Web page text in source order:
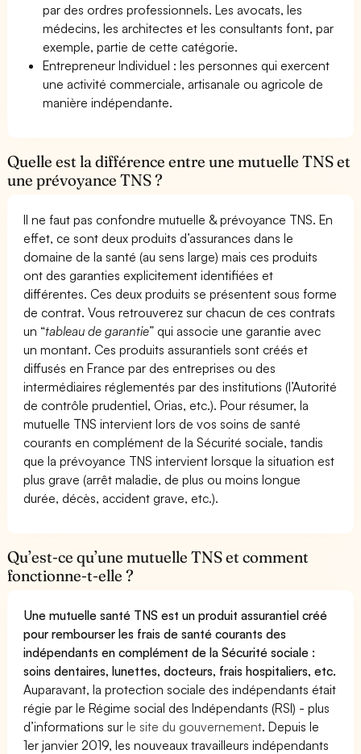
par des ordres professionnels. Les avocats, les
médecins, les architectes et les consultants font, par
exemple, partie de cette catégorie.
Entrepreneur Individuel : les personnes qui exercent
une activité commerciale, artisanale ou agricole de
manière indépendante.
Quelle est la différence entre une mutuelle TNS et
une prévoyance TNS ?
Il ne faut pas confondre mutuelle & prévoyance TNS. En
effet, ce sont deux produits d’assurances dans le
domaine de la santé (au sens large) mais ces produits
ont des garanties explicitement identifiées et
différentes. Ces deux produits se présentent sous forme
de contrat. Vous retrouverez sur chacun de ces contrats
un “tableau de garantie” qui associe une garantie avec
un montant. Ces produits assurantiels sont créés et
diffusés en France par des entreprises ou des
intermédiaires réglementés par des institutions (l’Autorité
de contrôle prudentiel, Orias, etc.). Pour résumer, la
mutuelle TNS intervient lors de vos soins de santé
courants en complément de la Sécurité sociale, tandis
que la prévoyance TNS intervient lorsque la situation est
plus grave (arrêt maladie, de plus ou moins longue
durée, décès, accident grave, etc.).
Qu’est-ce qu’une mutuelle TNS et comment
fonctionne-t-elle ?
Une mutuelle santé TNS est un produit assurantiel créé
pour rembourser les frais de santé courants des
indépendants en complément de la Sécurité sociale :
soins dentaires, lunettes, docteurs, frais hospitaliers, etc.
Auparavant, la protection sociale des indépendants était
régie par le Régime social des Indépendants (RSI) - plus
d’informations surle site du gouvernement. Depuis le
1er janvier 2019, les nouveaux travailleurs indépendants